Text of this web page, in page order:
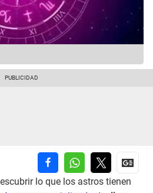
lo que los astros tienen